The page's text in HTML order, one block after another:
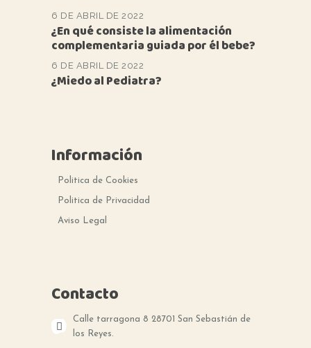
6 DE ABRIL DE 2022
¿En qué consiste la alimentación
complementaria guiada por él bebe?
6 DE ABRIL DE 2022
¿Miedo al Pediatra?
Información
Politica de Cookies
Politica de Privacidad
Aviso Legal
Contacto
Calle tarragona 8 28701 San Sebastián de
los Reyes.